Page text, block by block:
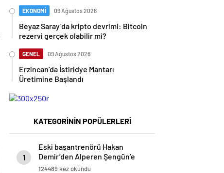
EKONOMİ 09 Ağustos 2026
Beyaz Saray’da kripto devrimi: Bitcoin
rezervi gerçek olabilir mi?
GENEL 09 Ağustos 2026
Erzincan’da İstiridye Mantarı
Üretimine Başlandı
KATEGORİNİN POPÜLERLERİ
1
Eski başantrenörü Hakan
Demir’den Alperen Şengün’e
övgü
124489 kez okundu